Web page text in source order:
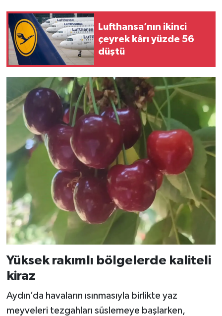
Lufthansa’nın ikinci
çeyrek kârı yüzde 56
düştü
Yüksek rakımlı bölgelerde kaliteli
kiraz
Aydın’da havaların ısınmasıyla birlikte yaz
meyveleri tezgahları süslemeye başlarken,